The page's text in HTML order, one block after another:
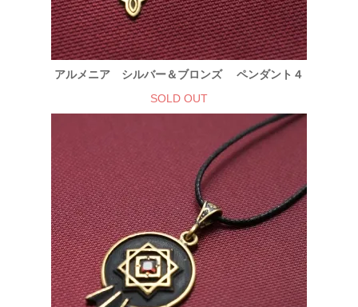
アルメニア シルバー＆ブロンズ ペンダント４
SOLD OUT